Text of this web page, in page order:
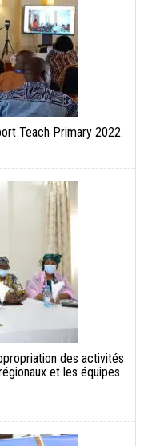
Teach Primary 2022.
des activités
et les équipes